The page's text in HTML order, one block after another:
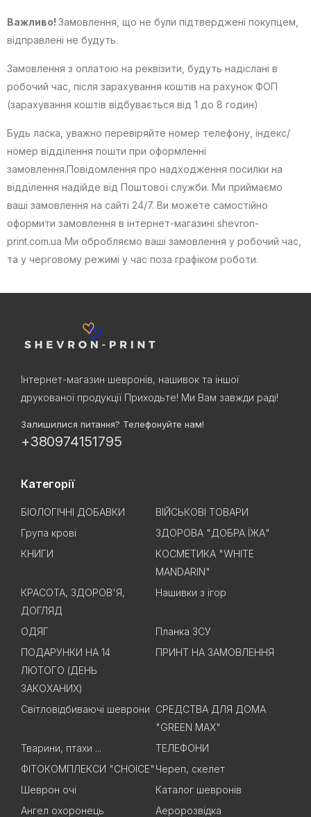
Важливо! Замовлення, що не були підтверджені покупцем,
відправлені не будуть.
Замовлення з оплатою на реквізити, будуть надіслані в
робочий час, після зарахування коштів на рахунок ФОП
(зарахування коштів відбувається від 1 до 8 годин)
Будь ласка, уважно перевіряйте номер телефону, індекс/
номер відділення пошти при оформленні
замовлення.Повідомлення про надходження посилки на
відділення надійде від Поштової служби. Ми приймаємо
ваші замовлення на сайті 24/7. Ви можете самостійно
оформити замовлення в інтернет-магазині shevron-
print.com.ua Ми обробляємо ваші замовлення у робочий час,
та у черговому режимі у час поза графіком роботи.
Інтернет-магазин шевронів, нашивок та іншої
друкованої продукції Приходьте! Ми Вам завжди раді!
Залишилися питання? Телефонуйте нам!
+380974151795
Категорії
БІОЛОГІЧНІ ДОБАВКИ
ВІЙСЬКОВІ ТОВАРИ
Група крові
ЗДОРОВА "ДОБРА ЇЖА"
КНИГИ
КОСМЕТИКА "WHITE
MANDARIN"
КРАСОТА, ЗДОРОВ'Я,
ДОГЛЯД
Нашивки з ігор
ОДЯГ
Планка ЗСУ
ПОДАРУНКИ НА 14
ЛЮТОГО (ДЕНЬ
ЗАКОХАНИХ)
ПРИНТ НА ЗАМОВЛЕННЯ
Світловідбиваючі шеврони СРЕДСТВА ДЛЯ ДОМА
"GREEN MAX"
Тварини, птахи ...
ТЕЛЕФОНИ
ФІТОКОМПЛЕКСИ "CHOICE" Череп, скелет
Шеврон очі
Каталог шевронів
Ангел охоронець
Аеророзвідка